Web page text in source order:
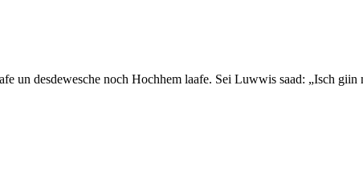
un desdewesche noch Hochhem laafe. Sei Luwwis saad: „Isch